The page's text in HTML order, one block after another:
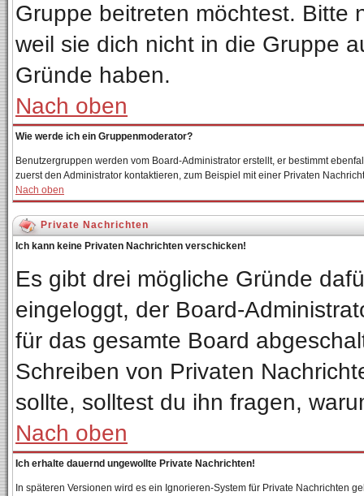
Gruppe beitreten möchtest. Bitte
weil sie dich nicht in die Gruppe
Gründe haben.
Nach oben
Wie werde ich ein Gruppenmoderator?
Benutzergruppen werden vom Board-Administrator erstellt, er bestimmt
zuerst den Administrator kontaktieren, zum Beispiel mit einer Privaten
Nach oben
Private Nachrichten
Ich kann keine Privaten Nachrichten verschicken!
Es gibt drei mögliche Gründe
eingeloggt, der Board-
für das gesamte Board
Schreiben von Privaten
sollte, solltest du ihn fragen,
Nach oben
Ich erhalte dauernd ungewollte Private Nachrichten!
In späteren Versionen wird es ein Ignorieren-System für Private Nachrichten